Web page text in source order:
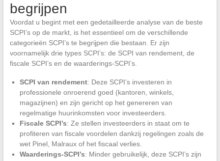
begrijpen
Voordat u begint met een gedetailleerde analyse van de beste
SCPI’s op de markt, is het essentieel om de verschillende
categorieën SCPI’s te begrijpen die bestaan. Er zijn
voornamelijk drie types SCPI’s: de SCPI van rendement, de
fiscale SCPI’s en de waarderings-SCPI’s.
SCPI van rendement: Deze SCPI’s investeren in
professionele onroerend goed (kantoren, winkels,
magazijnen) en zijn gericht op het genereren van
regelmatige huurinkomsten voor investeerders.
Fiscale SCPI’s: Ze stellen investeerders in staat om te
profiteren van fiscale voordelen dankzij regelingen zoals de
wet Pinel, Malraux of het fiscaal verlies.
Waarderings-SCPI’s: Minder gebruikelijk, deze SCPI’s zijn